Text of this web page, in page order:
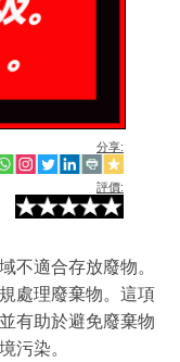
分享:
評價:
不適合存放廢物。
處理廢棄物。這項
有助於避免廢棄物
污染。